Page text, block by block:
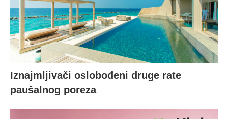
Iznajmljivači oslobođeni druge rate
paušalnog poreza